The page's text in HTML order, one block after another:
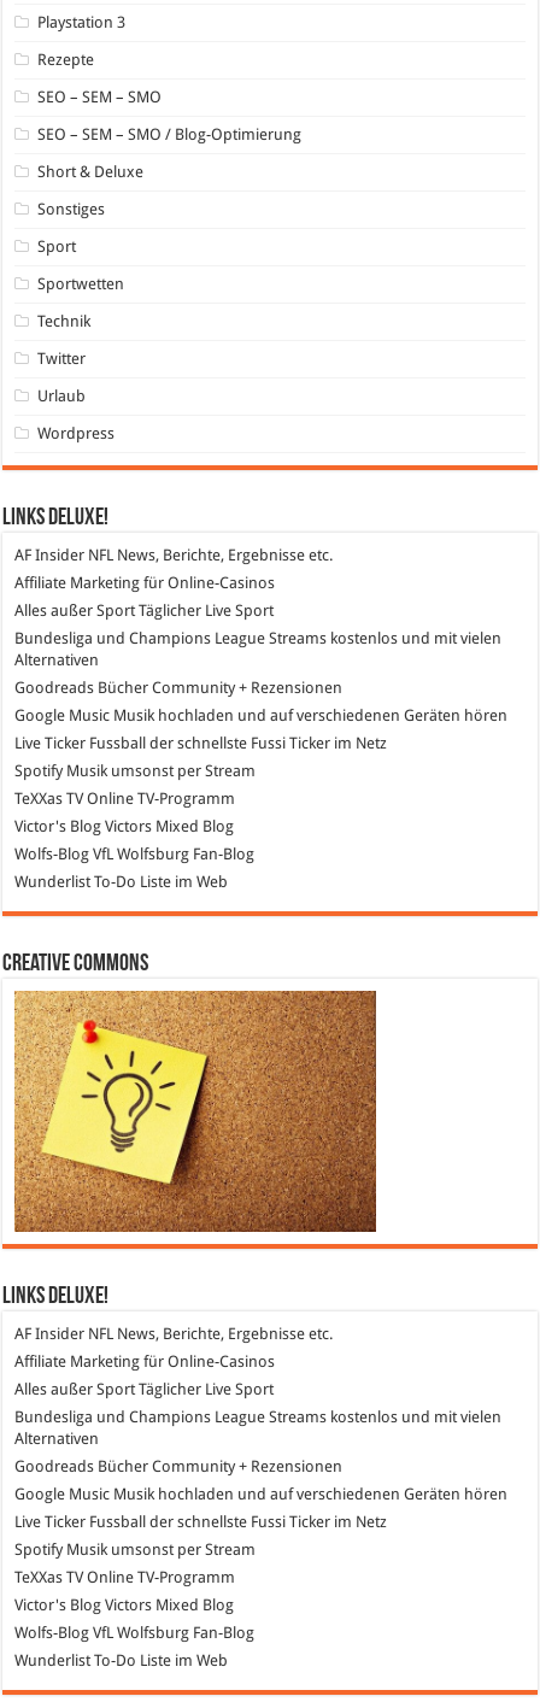
Playstation 3
Rezepte
SEO – SEM – SMO
SEO – SEM – SMO / Blog-Optimierung
Short & Deluxe
Sonstiges
Sport
Sportwetten
Technik
Twitter
Urlaub
Wordpress
Links DeLuXe!
AF Insider NFL News, Berichte, Ergebnisse etc.
Affiliate Marketing für Online-Casinos
Alles außer SportTäglicher Live Sport
Bundesliga und Champions League Streams kostenlos und mit vielen
Alternativen
Goodreads Bücher Community + Rezensionen
Google Music Musik hochladen und auf verschiedenen Geräten hören
Live Ticker Fussball
der schnellste Fussi Ticker im Netz
SpotifyMusik umsonst per Stream
TeXXas TVOnline TV-Programm
Victor's Blog Victors Mixed Blog
Wolfs-Blog VfL Wolfsburg Fan-Blog
WunderlistTo-Do Liste im Web
Creative Commons
Links DeLuXe!
AF Insider NFL News, Berichte, Ergebnisse etc.
Affiliate Marketing für Online-Casinos
Alles außer Sport Täglicher Live Sport
Bundesliga und Champions League Streams kostenlos und mit vielen
Alternativen
Goodreads Bücher Community + Rezensionen
Google Music Musik hochladen und auf verschiedenen Geräten hören
Live Ticker Fussball der schnellste Fussi Ticker im Netz
SpotifyMusik umsonst per Stream
TeXXas TVOnline TV-Programm
Victor's Blog Victors Mixed Blog
Wolfs-Blog VfL Wolfsburg Fan-Blog
Wunderlist To-Do Liste im Web